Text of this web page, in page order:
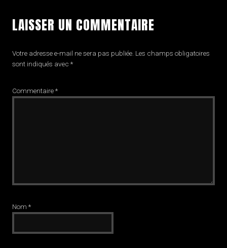
LAISSER UN COMMENTAIRE
Votre adresse e-mail ne sera pas publiée. Les champs obligatoires
sont indiqués avec *
Commentaire*
Nom *